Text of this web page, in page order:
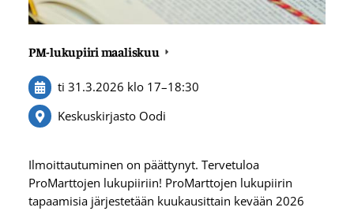
PM-lukupiiri maaliskuu
ti 31.3.2026 klo 17–18:30
Keskuskirjasto Oodi
Ilmoittautuminen on päättynyt. Tervetuloa
ProMarttojen lukupiiriin! ProMarttojen lukupiirin
tapaamisia järjestetään kuukausittain kevään 2026